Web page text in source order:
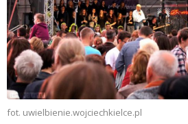
fot. uwielbienie.wojciechkielce.pl